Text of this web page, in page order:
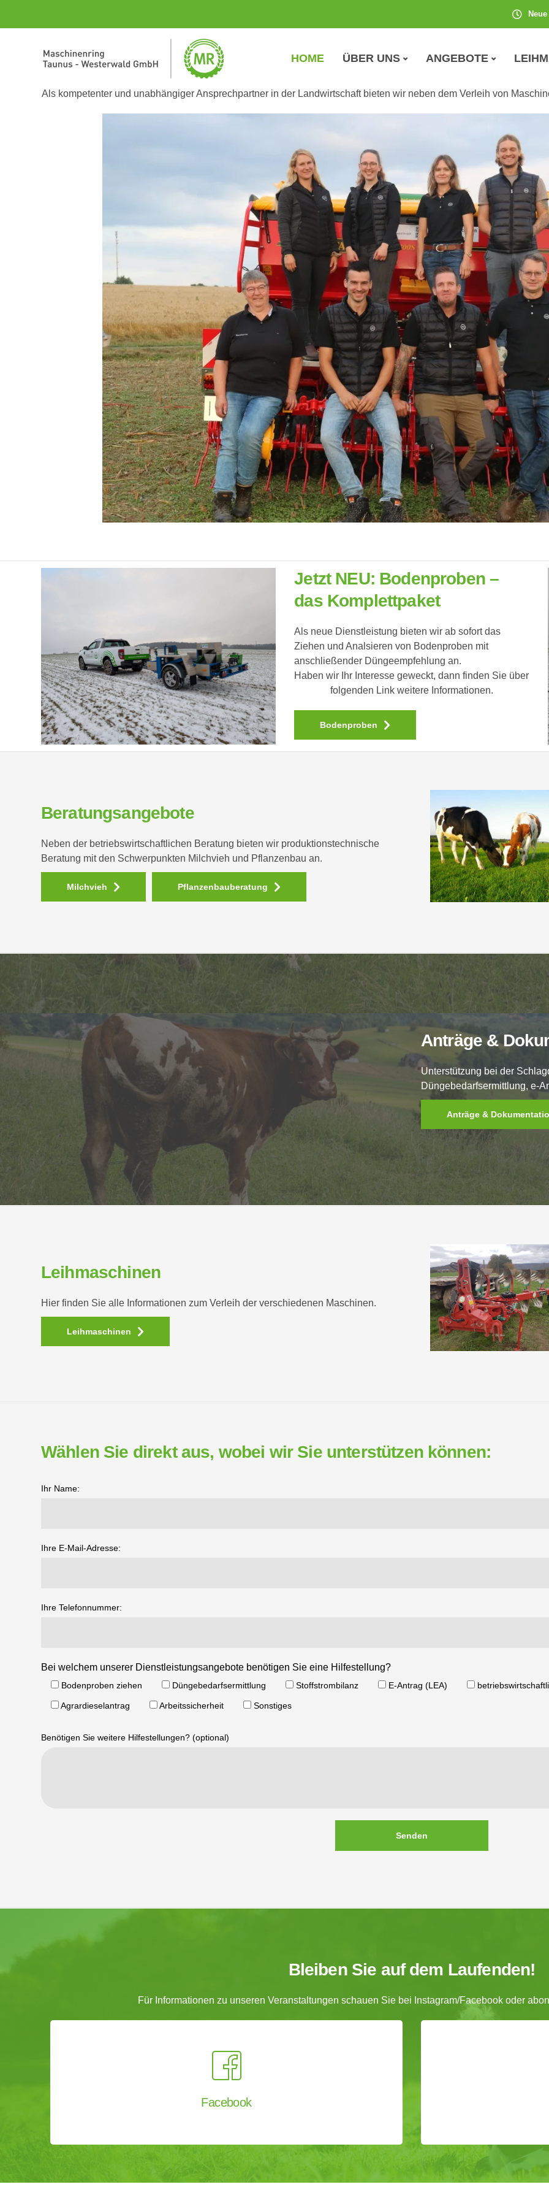
HOME ÜBER UNS ANGEBOTE
Willkommen auf der Seite des Maschinenring
Als kompetenter und unabhängiger Ansprechpartner in der Landwirtschaft bieten wir neben dem Verleih von
Jetzt NEU: Bodenproben –
das Komplettpaket
Als neue Dienstleistung bieten wir ab sofort das
Ziehen und Analsieren von Bodenproben mit
anschließender Düngeempfehlung an.
Haben wir Ihr Interesse geweckt, dann finden Sie über
folgenden Link weitere Informationen.
Bodenproben
Beratungsangebote
Neben der betriebswirtschaftlichen Beratung bieten wir produktionstechnische
Beratung mit den Schwerpunkten Milchvieh und Pflanzenbau an.
Milchvieh Pflanzenbauberatung
Anträge &
Unterstützung bei der
Düngebedarfsermittlung, e-
Anträge &
Leihmaschinen
Hier finden Sie alle Informationen zum Verleih der verschiedenen Maschinen.
Leihmaschinen
Wählen Sie direkt aus, wobei wir Sie unterstützen können:
Ihr Name:
Ihre E-Mail-Adresse:
Ihre Telefonnummer:
Bitte lasse dieses Feld leer.
Bei welchem unserer Dienstleistungsangebote benötigen Sie eine Hilfestellung?
Bodenproben ziehen Düngebedarfsermittlung Stoffstrombilanz E-Antrag (LEA)
Agrardieselantrag Arbeitssicherheit Sonstiges
Benötigen Sie weitere Hilfestellungen? (optional)
Bleiben Sie auf dem Laufenden!
Für Informationen zu unseren Veranstaltungen schauen Sie bei Instagram/Facebook oder
Facebook